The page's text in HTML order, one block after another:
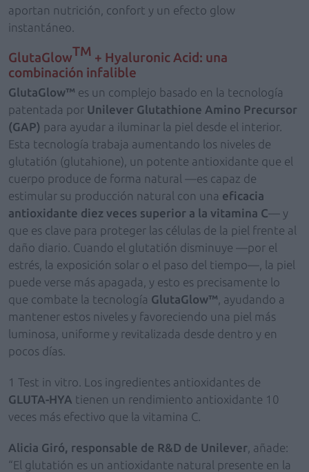
aportan nutrición, confort y un efecto glow
instantáneo.
GlutaGlowTM + Hyaluronic Acid: una
combinación infalible
GlutaGlow™ es un complejo basado en la tecnología
patentada por Unilever Glutathione Amino Precursor
(GAP) para ayudar a iluminar la piel desde el interior.
Esta tecnología trabaja aumentando los niveles de
glutatión (glutahione), un potente antioxidante que el
cuerpo produce de forma natural —es capaz de
estimular su producción natural con una eficacia
antioxidante diez veces superior a la vitamina C— y
que es clave para proteger las células de la piel frente al
daño diario. Cuando el glutatión disminuye —por el
estrés, la exposición solar o el paso del tiempo—, la piel
puede verse más apagada, y esto es precisamente lo
que combate la tecnología GlutaGlow™ , ayudando a
mantener estos niveles y favoreciendo una piel más
luminosa, uniforme y revitalizada desde dentro y en
pocos días.
1 Test in vitro. Los ingredientes antioxidantes de
GLUTA-HYA tienen un rendimiento antioxidante 10
veces más efectivo que la vitamina C.
Alicia Giró, responsable de R&D de Unilever , añade:
“El glutatión es un antioxidante natural presente en la